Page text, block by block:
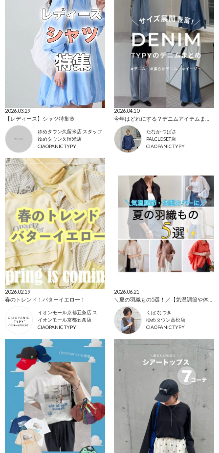
2026.03.29
【レディース】シャツ特集🌸
ゆめタウン久留米店 スタッフ
ゆめタウン久留米店
CIAOPANIC TYPY
2026.04.10
たなか つばさ
PALCLOSET店
CIAOPANIC TYPY
2026.02.19
春のトレンド！バターイエロー！
イオンモール京都五条店
CIAOPANIC TYPY
2026.06.21
＼夏の羽織もの5選！／【気温調節や体型カバーに！】
くぼ なつき
ゆめタウン高松店
CIAOPANIC TYPY